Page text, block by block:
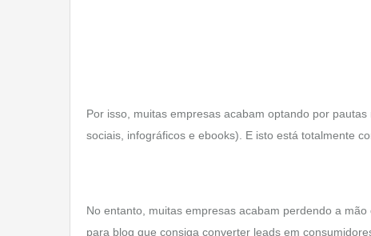
Por isso, muitas empresas acabam optando por
sociais, infográficos e ebooks). E isto está totalmente
No entanto, muitas empresas acabam perdendo a
para blog que consiga converter leads em